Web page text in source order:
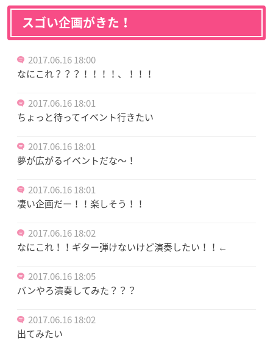
スゴい企画がきた！
2017.06.16 18:00
なにこれ？？？！！！！、！！！
2017.06.16 18:01
ちょっと待ってイベント行きたい
2017.06.16 18:01
夢が広がるイベントだな～！
2017.06.16 18:01
凄い企画だー！！楽しそう！！
2017.06.16 18:02
なにこれ！！ギター弾けないけど演奏したい！！←
2017.06.16 18:05
バンやろ演奏してみた？？？
2017.06.16 18:02
出てみたい